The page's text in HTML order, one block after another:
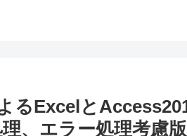
るExcelと
、エラー処理考慮版